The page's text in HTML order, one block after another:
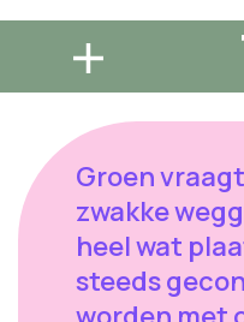
Groen
zwakke
heel wat
steeds